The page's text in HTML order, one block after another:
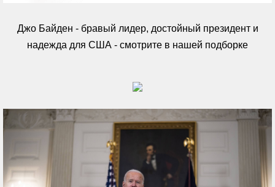
Джо Байден - бравый лидер, достойный президент и
надежда для США - смотрите в нашей подборке